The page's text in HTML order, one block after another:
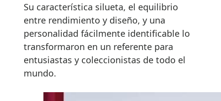
Su característica silueta, el equilibrio
entre rendimiento y diseño, y una
personalidad fácilmente identificable lo
transformaron en un referente para
entusiastas y coleccionistas de todo el
mundo.